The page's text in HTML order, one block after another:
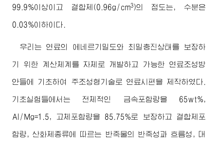
99.9%이상이고 결합제(0.96g/cm3)의 점도는, 수분은
0.03%이하이다.
우리는 연료의 에네르기밀도와 최밀충진상태를 보장하
기 위한 계산체계를 자체로 개발하고 가능한 연료조성방
안들에 기초하여 주조성형기술로 연료시편을 제작하였다.
기초실험들에서는 전체적인 금속포함량을 65wt%,
Al/Mg=1.5, 고체포함량을 85.75%로 보장하고 결합제포
함량, 산화제종류에 따르는 반죽물의 반죽성과 흐름성, 대